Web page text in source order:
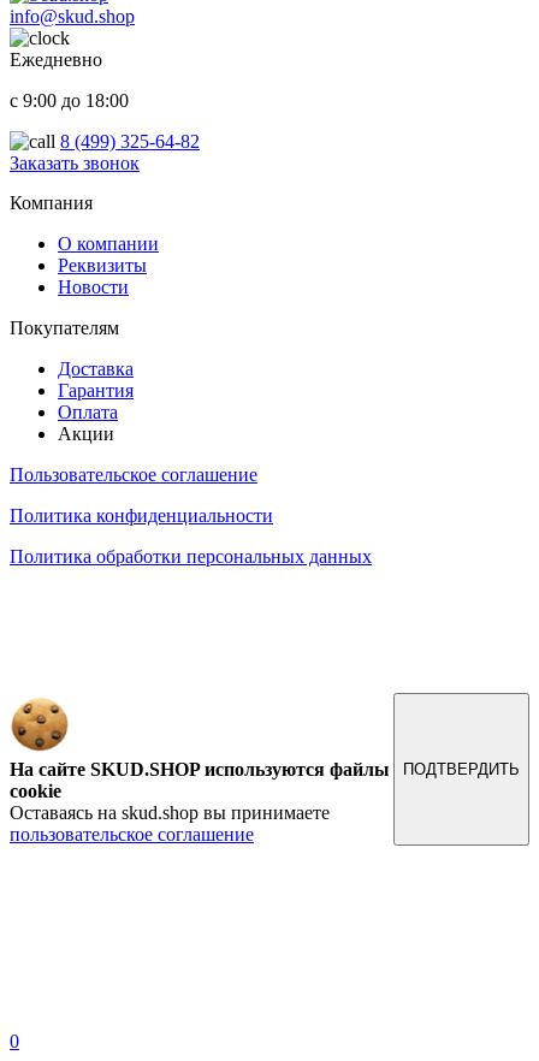
info@skud.shop
Ежедневно
с 9:00 до 18:00
8 (499) 325-64-82
Заказать звонок
Компания
О компании
Реквизиты
Новости
Покупателям
Доставка
Гарантия
Оплата
Акции
Пользовательское соглашение
Политика конфиденциальности
Политика обработки персональных данных
На сайте SKUD.SHOP используются файлы
cookie
Оставаясь на skud.shop вы принимаете
пользовательское соглашение
ПОДТВЕРДИТЬ
0